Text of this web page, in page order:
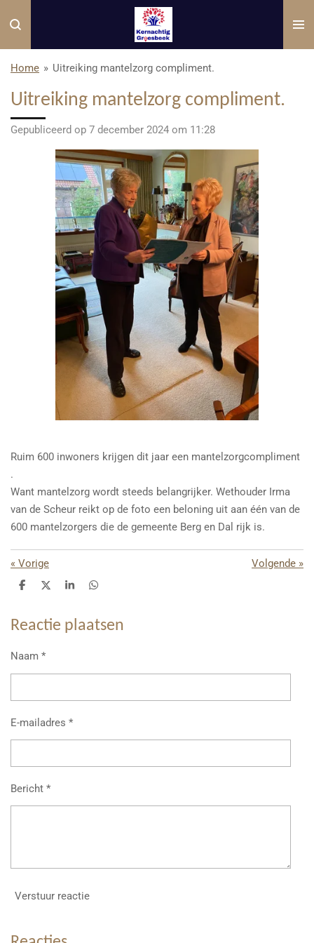
direct
naar
de
Home » Uitreiking mantelzorg compliment.
Uitreiking mantelzorg compliment.
Gepubliceerd op 7 december 2024 om 11:28
Ruim 600 inwoners krijgen dit jaar een mantelzorgcompliment
.
Want mantelzorg wordt steeds belangrijker. Wethouder Irma
van de Scheur reikt op de foto een beloning uit aan één van de
600 mantelzorgers die de gemeente Berg en Dal rijk is.
« Vorige Volgende »
D
e
n
D
l
S
r
e
D
e
n
Reactie plaatsen
Naam *
E-mailadres *
Bericht *
Verstuur reactie